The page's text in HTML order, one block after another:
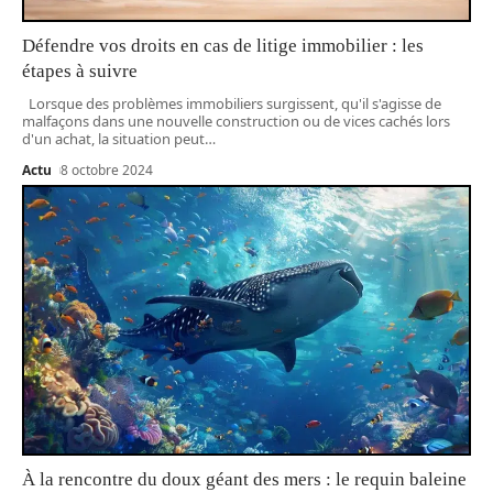
Défendre vos droits en cas de litige immobilier : les
étapes à suivre
Lorsque des problèmes immobiliers surgissent, qu'il s'agisse de
malfaçons dans une nouvelle construction ou de vices cachés lors
d'un achat, la situation peut…
Actu 8 octobre 2024
À la rencontre du doux géant des mers : le requin baleine